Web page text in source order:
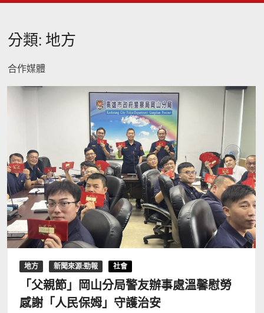
分類: 地方
合作媒體
地方 新聞來源:勁報 社會
「父親節」岡山分局警友辦事處溫馨慰勞
感謝「人民保姆」守護治安